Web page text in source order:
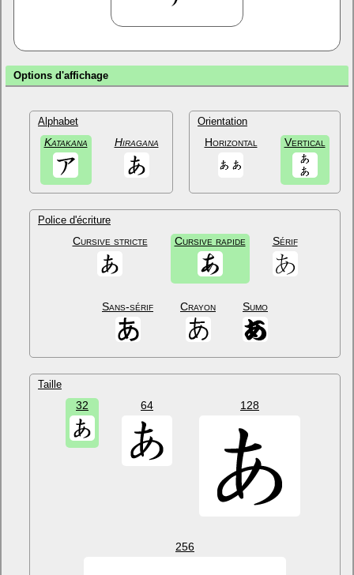
Options d'affichage
Alphabet
Katakana Hiragana
Orientation
Horizontal Vertical
Police d'écriture
Cursive stricte Cursive rapide Sérif
Sans-sérif Crayon Sumo
Taille
32 64 128
256